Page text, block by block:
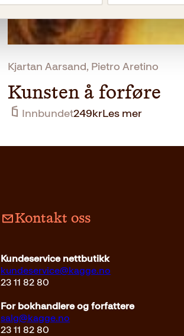
Kjartan Aarsand, Pietro Aretino
Kunsten å forføre
Innbundet249krLes mer
Kontakt oss
Kundeservice nettbutikk
kundeservice@kagge.no
23 11 82 80
For bokhandlere og forfattere
salg@kagge.no
23 11 82 80